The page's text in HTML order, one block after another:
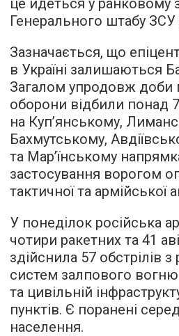
це йдеться у ранковому
Генерального штабу ЗСУ
Зазначається, що
в Україні залишаються
Загалом упродовж доби
оборони відбили понад
на Куп’янському,
Бахмутському,
та Мар’їнському
застосування ворогом
тактичної та армійської
У понеділок російська
чотири ракетних та 41
здійснила 57 обстрілів
систем залпового
та цивільній
пунктів. Є поранені
населення.